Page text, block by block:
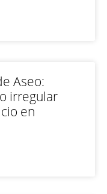
Aseo:
irregular
en